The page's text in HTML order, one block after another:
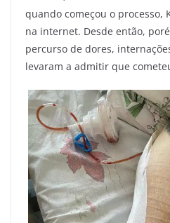
quando começou o processo,
na internet. Desde então,
percurso de dores,
levaram a admitir que